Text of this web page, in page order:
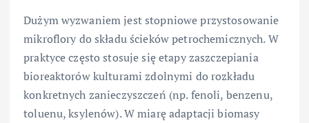
Dużym wyzwaniem jest stopniowe przystosowanie
mikroflory do składu ścieków petrochemicznych. W
praktyce często stosuje się etapy zaszczepiania
bioreaktorów kulturami zdolnymi do rozkładu
konkretnych zanieczyszczeń (np. fenoli, benzenu,
toluenu, ksylenów). W miarę adaptacji biomasy